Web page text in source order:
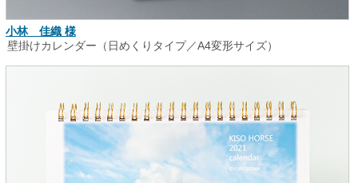
小林 佳織 様
壁掛けカレンダー（日めくりタイプ／A4変形サイズ）